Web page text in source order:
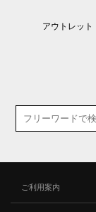
アウトレット
ご利用案内